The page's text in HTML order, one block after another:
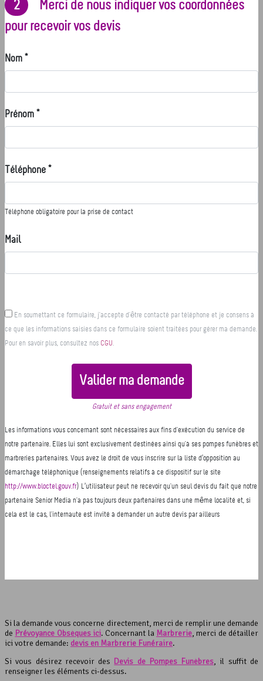
Si la demande vous concerne directement, merci de remplir une demande
de Prévoyance Obsèques ici. Concernant la Marbrerie, merci de détailler
ici votre demande: devis en Marbrerie Funéraire.
Si vous désirez recevoir des Devis de Pompes Funèbres, il suffit de
renseigner les éléments ci-dessus.